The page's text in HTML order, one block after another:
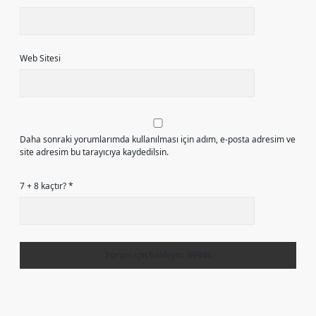
Web Sitesi
Daha sonraki yorumlarımda kullanılması için adım, e-posta adresim ve
site adresim bu tarayıcıya kaydedilsin.
7 + 8 kaçtır?*